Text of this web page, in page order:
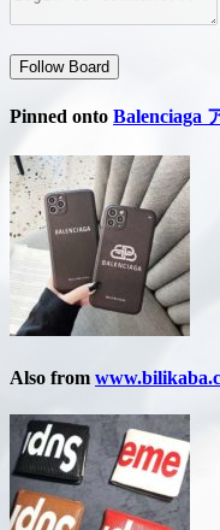
Follow Board
Pinned onto Balenciaga
Also from